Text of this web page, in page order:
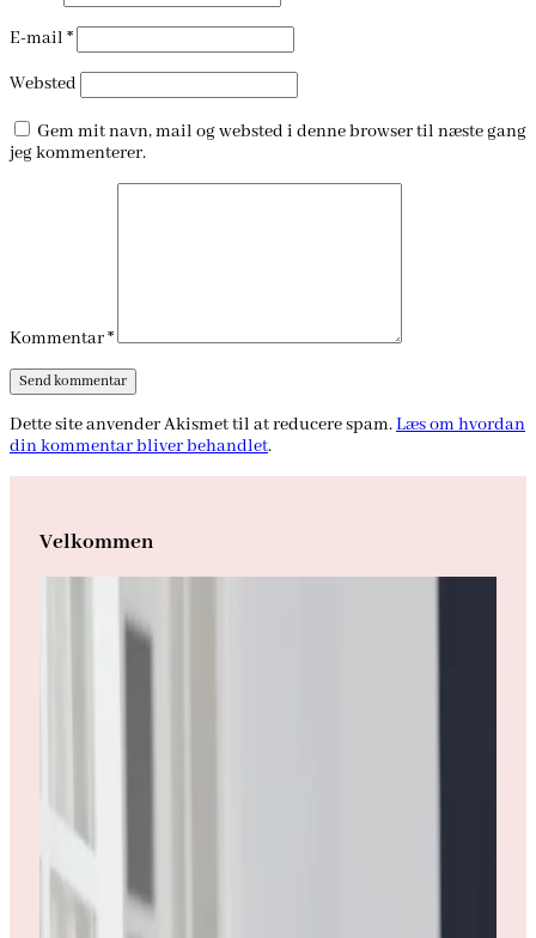
E-mail *
Websted
Gem mit navn, mail og websted i denne browser til næste gang
jeg kommenterer.
Kommentar*
Dette site anvender Akismet til at reducere spam.Læs om hvordan
din kommentar bliver behandlet.
Velkommen